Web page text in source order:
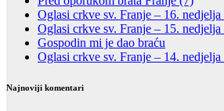
Oglasi crkve sv. Franje – 16.
Oglasi crkve sv. Franje – 15.
Gospodin mi je dao braću
Oglasi crkve sv. Franje – 14.
Najnoviji komentari